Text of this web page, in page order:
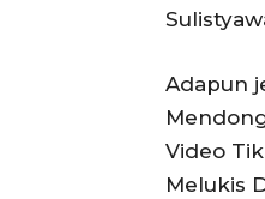
Adapun
Video
Melukis